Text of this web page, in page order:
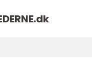
dk